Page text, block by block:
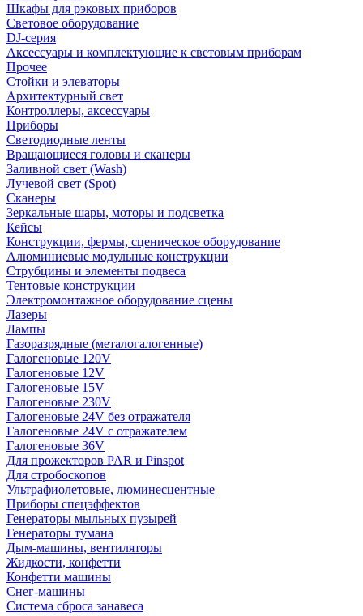
Шкафы для рэковых приборов
Световое оборудование
DJ-серия
Аксессуары и комплектующие к световым приборам
Прочее
Стойки и элеваторы
Архитектурный свет
Контроллеры, аксессуары
Приборы
Светодиодные ленты
Вращающиеся головы и сканеры
Заливной свет (Wash)
Лучевой свет (Spot)
Сканеры
Зеркальные шары, моторы и подсветка
Кейсы
Конструкции, фермы, сценическое оборудование
Алюминиевые модульные конструкции
Струбцины и элементы подвеса
Тентовые конструкции
Электромонтажное оборудование сцены
Лазеры
Лампы
Газоразрядные (металогалогенные)
Галогеновые 120V
Галогеновые 12V
Галогеновые 15V
Галогеновые 230V
Галогеновые 24V без отражателя
Галогеновые 24V с отражателем
Галогеновые 36V
Для прожекторов PAR и Pinspot
Для стробоскопов
Ультрафиолетовые, люминесцентные
Приборы спецэффектов
Генераторы мыльных пузырей
Генераторы тумана
Дым-машины, вентиляторы
Жидкости, конфетти
Конфетти машины
Снег-машины
Система сброса занавеса